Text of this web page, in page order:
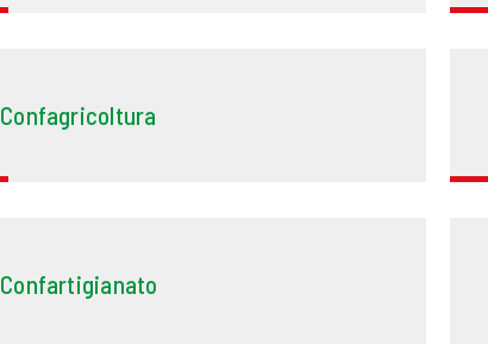
Confagricoltura
Confartigianato